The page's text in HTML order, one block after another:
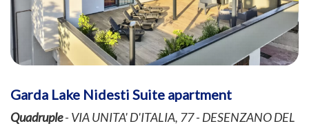
Garda Lake Nidesti Suite apartment
Quadruple- VIA UNITA' D'ITALIA, 77 - DESENZANO DEL